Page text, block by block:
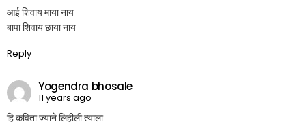
आई शिवाय माया नाय
बापा शिवाय छाया नाय
Reply
Yogendra bhosale
11 years ago
हि कविता ज्याने लिहीली त्याला